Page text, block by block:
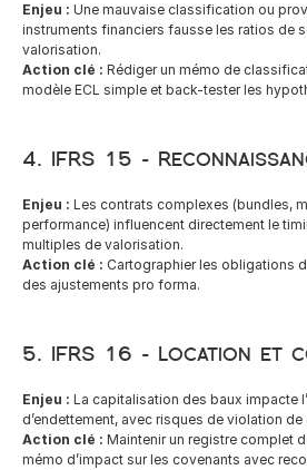
Enjeu : Une mauvaise classification ou
instruments financiers fausse les ratios de
valorisation.
Action clé : Rédiger un mémo de
modèle ECL simple et back-tester les
4. IFRS 15 –
Enjeu : Les contrats complexes (bundles,
performance) influencent directement le
multiples de valorisation.
Action clé : Cartographier les obligations
des ajustements pro forma.
5. IFRS 16 – Location et
Enjeu : La capitalisation des baux impacte
d’endettement, avec risques de violation de
Action clé : Maintenir un registre complet
mémo d’impact sur les covenants avec